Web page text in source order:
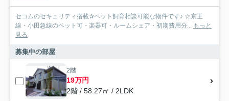
セコムのセキュリティ搭載✰ペット飼育相談可能な物件です♪ ☆京王
線・小田急線のペット可・楽器可・ルームシェア・初期費用分... もっと
見る
募集中の部屋
2階
19万円
2階 / 58.27㎡ / 2LDK